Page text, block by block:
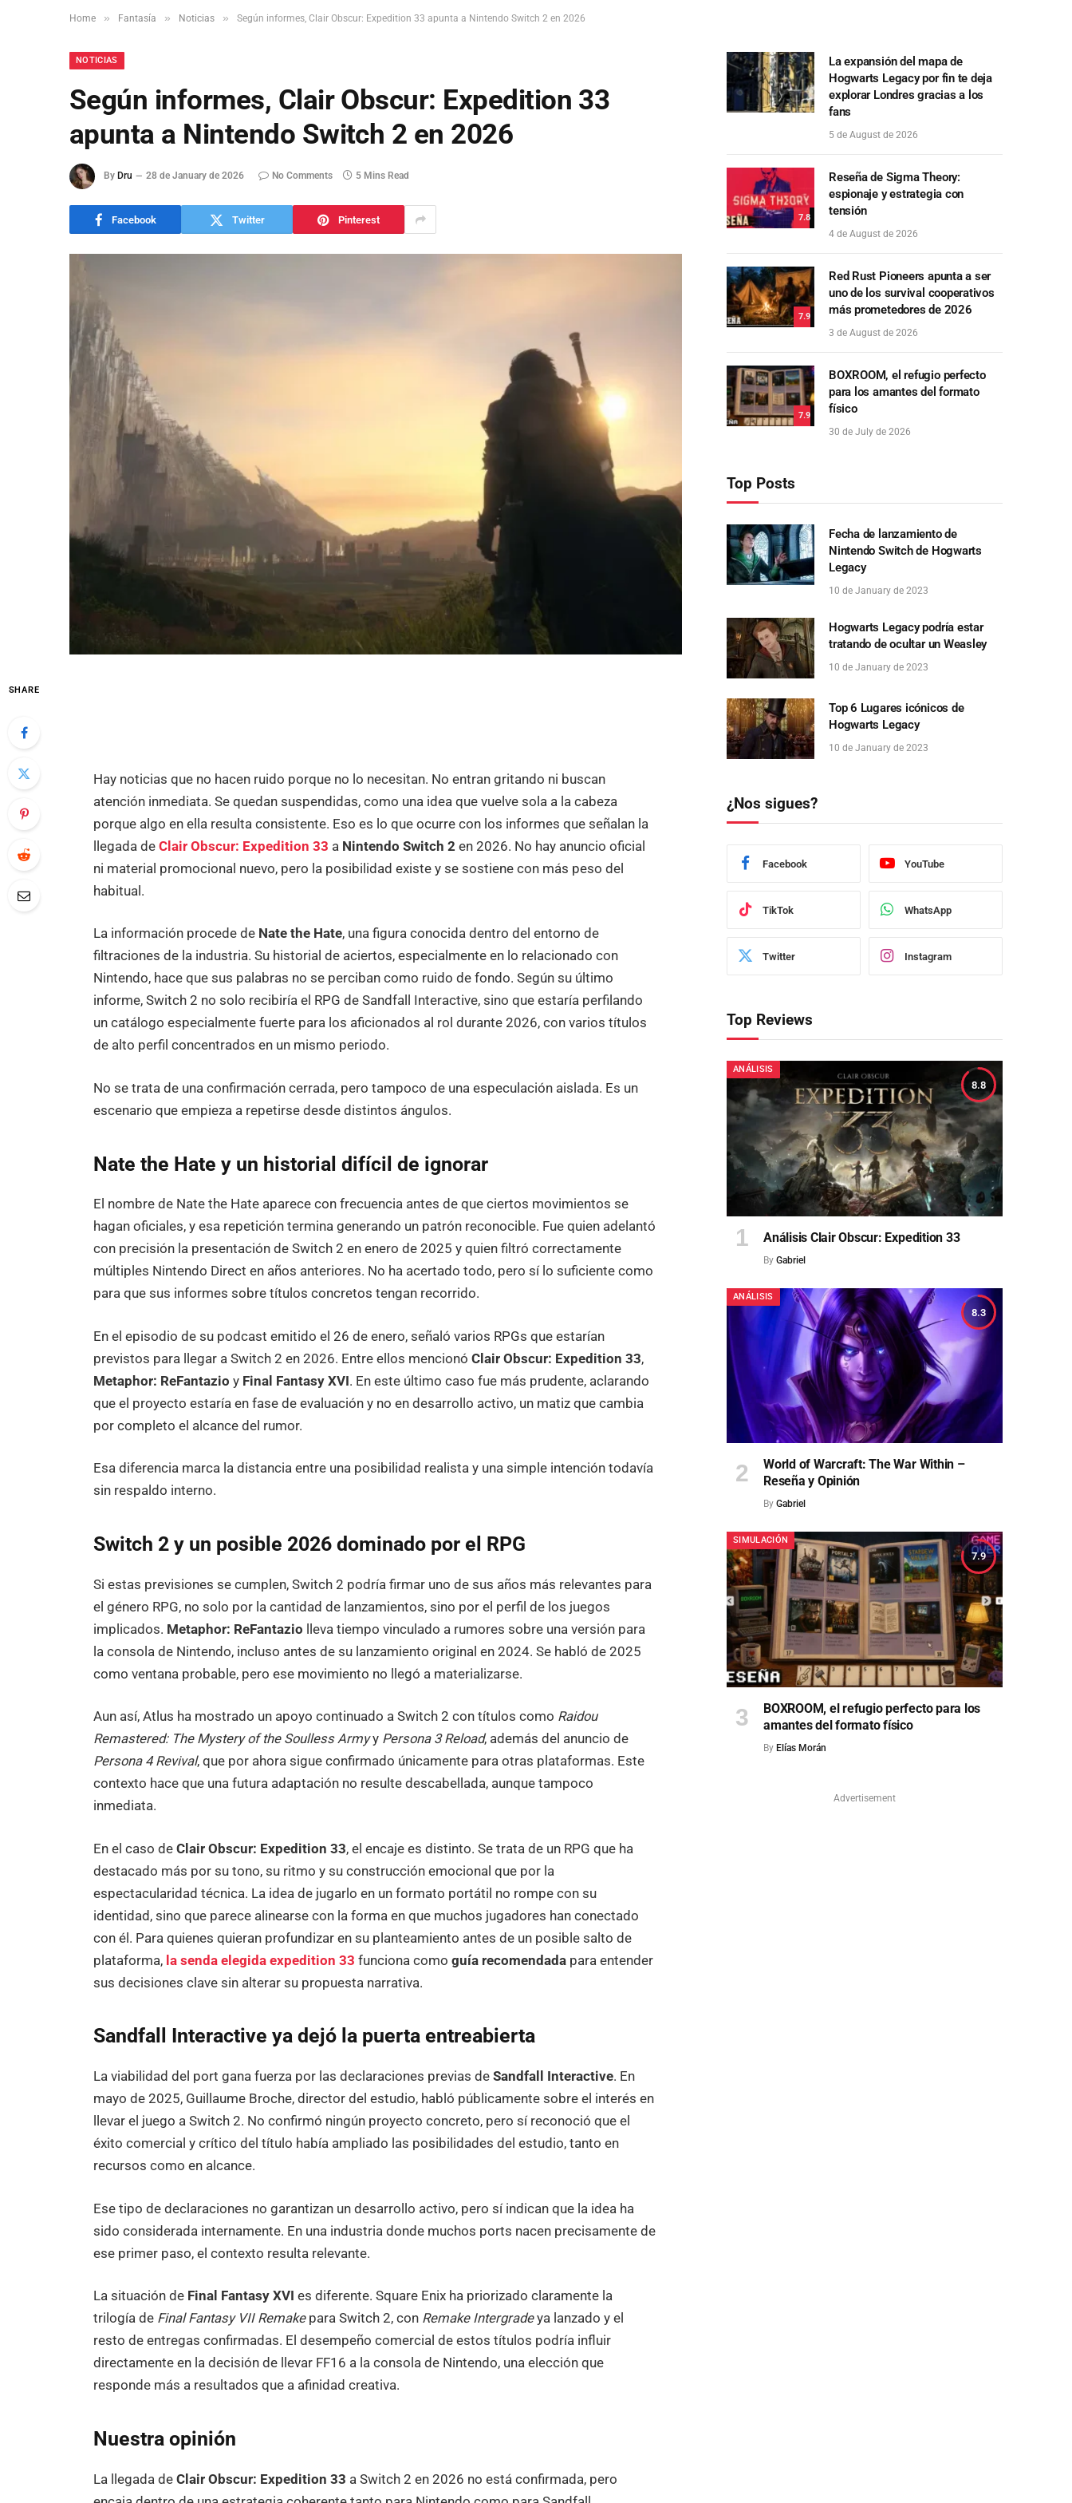
Home » Fantasía » Noticias » Según informes, Clair Obscur: Expedition 33 apunta a Nintendo Switch 2 en 2026
NOTICIAS
Según informes, Clair Obscur: Expedition 33
apunta a Nintendo Switch 2 en 2026
By Dru 28 de January de 2026 No Comments 5 Mins Read
Facebook Twitter Pinterest
SHARE
Hay noticias que no hacen ruido porque no lo necesitan. No entran gritando ni buscan
atención inmediata. Se quedan suspendidas, como una idea que vuelve sola a la cabeza
porque algo en ella resulta consistente. Eso es lo que ocurre con los informes que señalan la
llegada deClair Obscur: Expedition 33 a Nintendo Switch 2 en 2026. No hay anuncio oficial
ni material promocional nuevo, pero la posibilidad existe y se sostiene con más peso del
habitual.
La información procede de Nate the Hate, una figura conocida dentro del entorno de
filtraciones de la industria. Su historial de aciertos, especialmente en lo relacionado con
Nintendo, hace que sus palabras no se perciban como ruido de fondo. Según su último
informe, Switch 2 no solo recibiría el RPG de Sandfall Interactive, sino que estaría perfilando
un catálogo especialmente fuerte para los aficionados al rol durante 2026, con varios títulos
de alto perfil concentrados en un mismo periodo.
No se trata de una confirmación cerrada, pero tampoco de una especulación aislada. Es un
escenario que empieza a repetirse desde distintos ángulos.
Nate the Hate y un historial difícil de ignorar
El nombre de Nate the Hate aparece con frecuencia antes de que ciertos movimientos se
hagan oficiales, y esa repetición termina generando un patrón reconocible. Fue quien adelantó
con precisión la presentación de Switch 2 en enero de 2025 y quien filtró correctamente
múltiples Nintendo Direct en años anteriores. No ha acertado todo, pero sí lo suficiente como
para que sus informes sobre títulos concretos tengan recorrido.
En el episodio de su podcast emitido el 26 de enero, señaló varios RPGs que estarían
previstos para llegar a Switch 2 en 2026. Entre ellos mencionóClair Obscur: Expedition 33,
Metaphor: ReFantazio y Final Fantasy XVI. En este último caso fue más prudente, aclarando
que el proyecto estaría en fase de evaluación y no en desarrollo activo, un matiz que cambia
por completo el alcance del rumor.
Esa diferencia marca la distancia entre una posibilidad realista y una simple intención todavía
sin respaldo interno.
Switch 2 y un posible 2026 dominado por el RPG
Si estas previsiones se cumplen, Switch 2 podría firmar uno de sus años más relevantes para
el género RPG, no solo por la cantidad de lanzamientos, sino por el perfil de los juegos
implicados. Metaphor: ReFantazio lleva tiempo vinculado a rumores sobre una versión para
la consola de Nintendo, incluso antes de su lanzamiento original en 2024. Se habló de 2025
como ventana probable, pero ese movimiento no llegó a materializarse.
Aun así, Atlus ha mostrado un apoyo continuado a Switch 2 con títulos como Raidou
Remastered: The Mystery of the Soulless Armyy Persona 3 Reload, además del anuncio de
Persona 4 Revival, que por ahora sigue confirmado únicamente para otras plataformas. Este
contexto hace que una futura adaptación no resulte descabellada, aunque tampoco
inmediata.
En el caso deClair Obscur: Expedition 33, el encaje es distinto. Se trata de un RPG que ha
destacado más por su tono, su ritmo y su construcción emocional que por la
espectacularidad técnica. La idea de jugarlo en un formato portátil no rompe con su
identidad, sino que parece alinearse con la forma en que muchos jugadores han conectado
con él. Para quienes quieran profundizar en su planteamiento antes de un posible salto de
plataforma, la senda elegida expedition 33 funciona comoguía recomendada para entender
sus decisiones clave sin alterar su propuesta narrativa.
Sandfall Interactive ya dejó la puerta entreabierta
La viabilidad del port gana fuerza por las declaraciones previas deSandfall Interactive. En
mayo de 2025, Guillaume Broche, director del estudio, habló públicamente sobre el interés en
llevar el juego a Switch 2. No confirmó ningún proyecto concreto, pero sí reconoció que el
éxito comercial y crítico del título había ampliado las posibilidades del estudio, tanto en
recursos como en alcance.
Ese tipo de declaraciones no garantizan un desarrollo activo, pero sí indican que la idea ha
sido considerada internamente. En una industria donde muchos ports nacen precisamente de
ese primer paso, el contexto resulta relevante.
La situación de Final Fantasy XVI es diferente. Square Enix ha priorizado claramente la
trilogía de Final Fantasy VII Remakepara Switch 2, con Remake Intergradeya lanzado y el
resto de entregas confirmadas. El desempeño comercial de estos títulos podría influir
directamente en la decisión de llevar FF16 a la consola de Nintendo, una elección que
responde más a resultados que a afinidad creativa.
Nuestra opinión
La llegada deClair Obscur: Expedition 33 a Switch 2 en 2026 no está confirmada, pero
La expansión del mapa de
Hogwarts Legacy por fin te deja
explorar Londres gracias a los
fans
5 de August de 2026
7.8
Reseña de Sigma Theory:
espionaje y estrategia con
tensión
4 de August de 2026
7.9
Red Rust Pioneers apunta a ser
uno de los survival cooperativos
más prometedores de 2026
3 de August de 2026
7.9
BOXROOM, el refugio perfecto
para los amantes del formato
físico
30 de July de 2026
Top Posts
Fecha de lanzamiento de
Nintendo Switch de Hogwarts
Legacy
10 de January de 2023
Hogwarts Legacy podría estar
tratando de ocultar un Weasley
10 de January de 2023
Top 6 Lugares icónicos de
Hogwarts Legacy
10 de January de 2023
¿Nos sigues?
Facebook YouTube
TikTok WhatsApp
Twitter Instagram
Top Reviews
8.8
ANÁLISIS
Análisis Clair Obscur: Expedition 33
By Gabriel
8.3
ANÁLISIS
World of Warcraft: The War Within –
Reseña y Opinión
By Gabriel
7.9
SIMULACIÓN
BOXROOM, el refugio perfecto para los
amantes del formato físico
By Elías Morán
Advertisement